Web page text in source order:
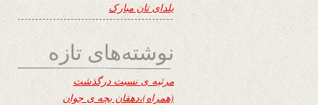
یلدای تان مبارک
نوشته‌های تازه
مرثیه ی نسبت درگذشت
(همراه)،دهقان بچه ی جوان